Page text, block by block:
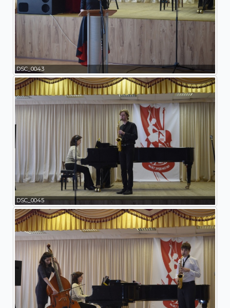
DSC_0043
DSC_0045